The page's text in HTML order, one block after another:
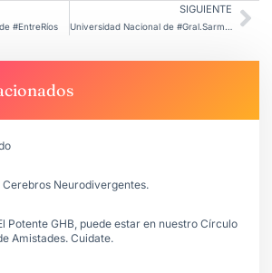
#EntreRíos
SIGUIENTE
Universidad Nacional de #Gral.Sarmiento
Neurodivergentes.
Potente GHB, puede estar en nuestro Círculo
Amistades. Cuidate.